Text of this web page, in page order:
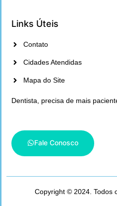
Links Úteis
Contato
Cidades Atendidas
Mapa do Site
Dentista, precisa de mais
Fale Conosco
Copyright © 2024. Todos